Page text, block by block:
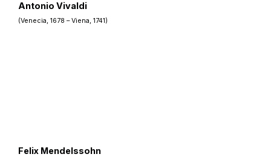
Antonio Vivaldi
(Venecia, 1678 – Viena, 1741)
Felix Mendelssohn